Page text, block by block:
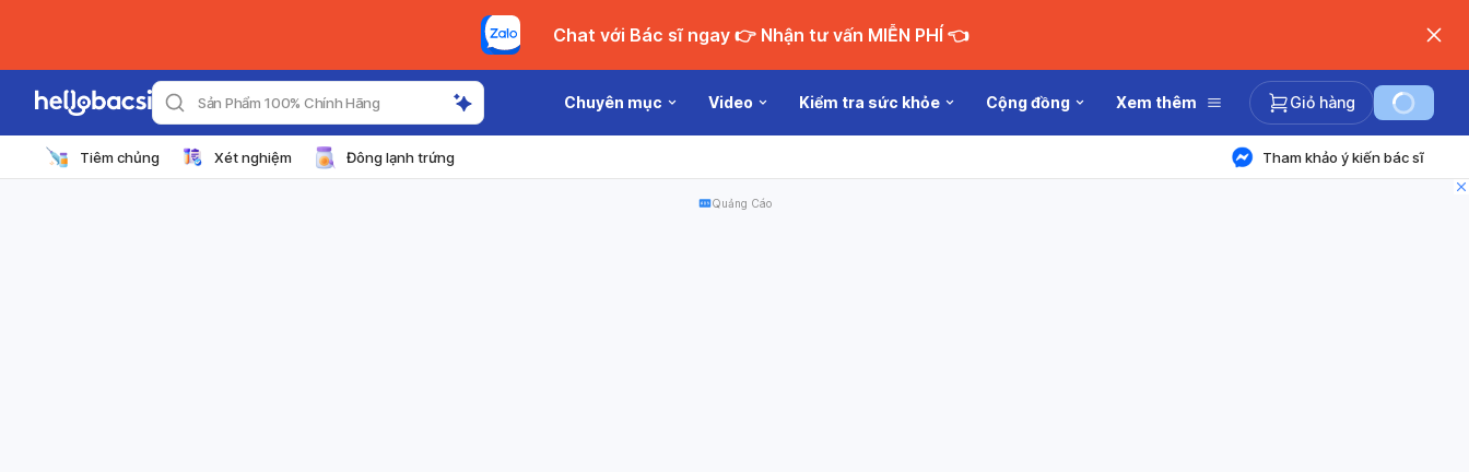
Chat với Bác sĩ ngay 👉 Nhận tư vấn MIỄN PHÍ 👈
Sản Phẩm 100% Chính Hãng Chuyên mục Video Kiểm tra sức khỏe Cộng đồng Xem thêm Giỏ hàng
Tiêm chủng Xét nghiệm Đông lạnh trứng Tham khảo ý kiến bác sĩ
Quảng Cáo